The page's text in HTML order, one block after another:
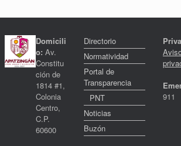
Domicili
o: Av.
Constitu
ción de
1814 #1,
Colonia
Centro,
C.P.
60600
Directorio
Normatividad
Portal de
Transparencia
PNT
Noticias
Buzón
911